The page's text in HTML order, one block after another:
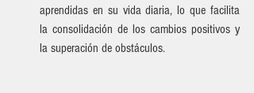
aprendidas en su vida diaria, lo que facilita
la consolidación de los cambios positivos y
la superación de obstáculos.